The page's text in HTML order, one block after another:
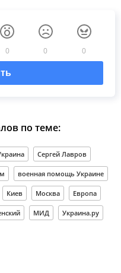
0 0 0
по теме:
Сергей Лавров
военная помощь Украине
Киев Москва Европа
МИД Украина.ру